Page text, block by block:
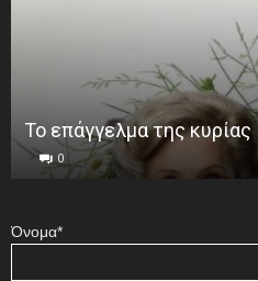
Το επάγγελμα της
0
Όνομα*